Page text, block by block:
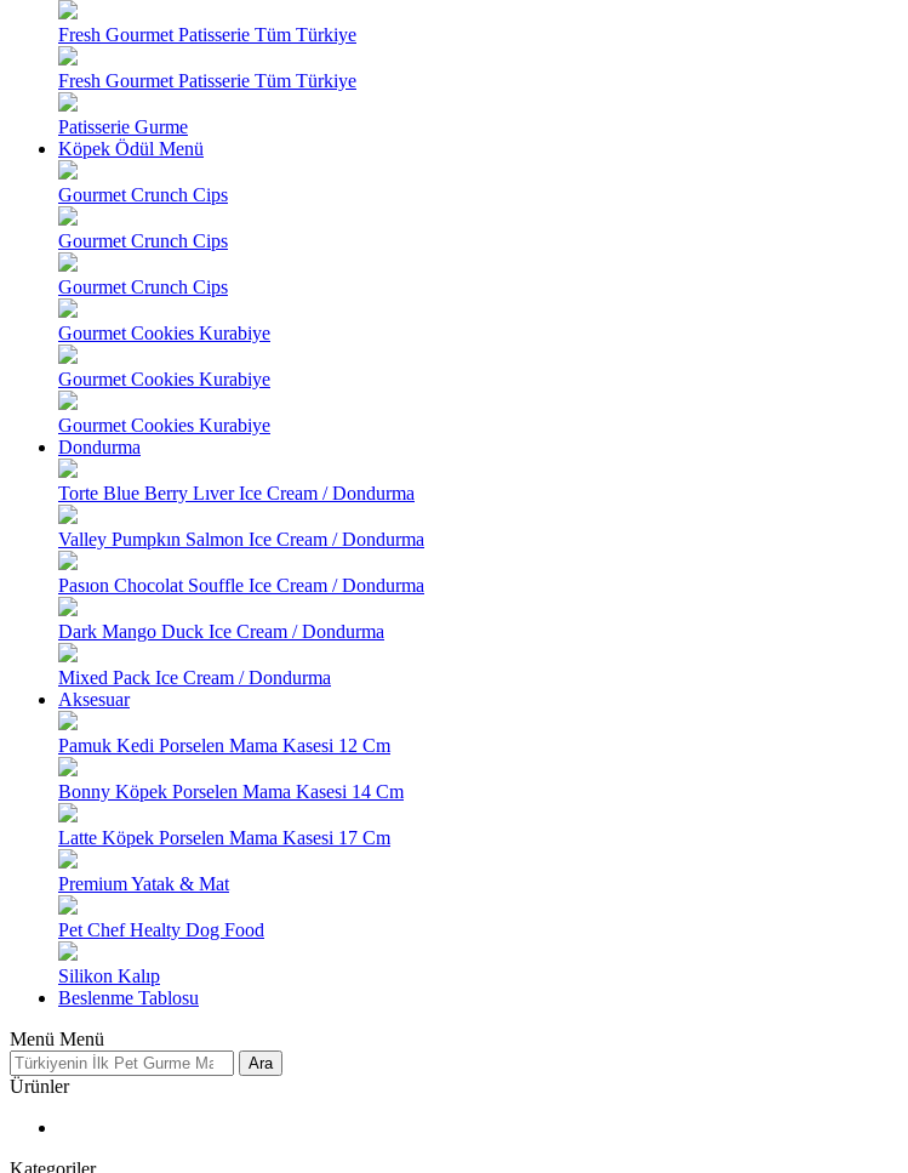
Fresh Gourmet Patisserie Tüm Türkiye
Fresh Gourmet Patisserie Tüm Türkiye
Patisserie Gurme
Köpek Ödül Menü
Gourmet Crunch Cips
Gourmet Crunch Cips
Gourmet Crunch Cips
Gourmet Cookies Kurabiye
Gourmet Cookies Kurabiye
Gourmet Cookies Kurabiye
Dondurma
Torte Blue Berry Lıver Ice Cream / Dondurma
Valley Pumpkın Salmon Ice Cream / Dondurma
Pasıon Chocolat Souffle Ice Cream / Dondurma
Dark Mango Duck Ice Cream / Dondurma
Mixed Pack Ice Cream / Dondurma
Aksesuar
Pamuk Kedi Porselen Mama Kasesi 12 Cm
Bonny Köpek Porselen Mama Kasesi 14 Cm
Latte Köpek Porselen Mama Kasesi 17 Cm
Premium Yatak & Mat
Pet Chef Healty Dog Food
Silikon Kalıp
Beslenme Tablosu
Menü Menü
Ara
Ürünler
Kategoriler